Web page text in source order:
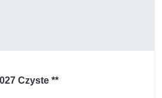
Czyste **